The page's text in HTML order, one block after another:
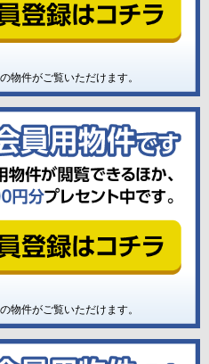
物件がご覧いただけます。
物件がご覧いただけます。